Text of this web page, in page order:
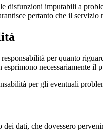
disfunzioni imputabili a
pertanto che il
per quanto
necessariamente il
per gli eventuali
dei dati, che dovessero